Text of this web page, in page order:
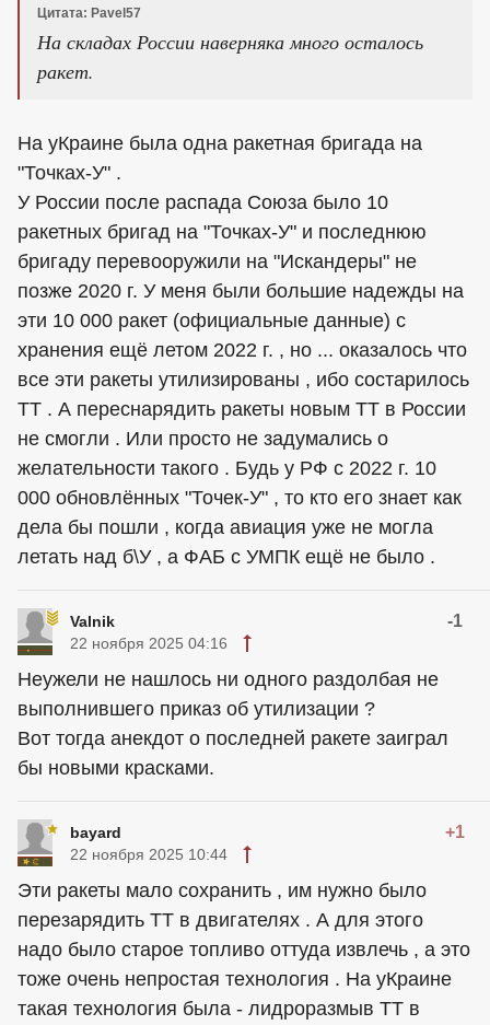
Цитата: Pavel57
На складах России наверняка много осталось
ракет.
На уКраине была одна ракетная бригада на
"Точках-У" .
У России после распада Союза было 10
ракетных бригад на "Точках-У" и последнюю
бригаду перевооружили на "Искандеры" не
позже 2020 г. У меня были большие надежды на
эти 10 000 ракет (официальные данные) с
хранения ещё летом 2022 г. , но ... оказалось что
все эти ракеты утилизированы , ибо состарилось
ТТ . А переснарядить ракеты новым ТТ в России
не смогли . Или просто не задумались о
желательности такого . Будь у РФ с 2022 г. 10
000 обновлённых "Точек-У" , то кто его знает как
дела бы пошли , когда авиация уже не могла
летать над б\У , а ФАБ с УМПК ещё не было .
Valnik -1
22 ноября 2025 04:16
Неужели не нашлось ни одного раздолбая не
выполнившего приказ об утилизации ?
Вот тогда анекдот о последней ракете заиграл
бы новыми красками.
bayard +1
22 ноября 2025 10:44
Эти ракеты мало сохранить , им нужно было
перезарядить ТТ в двигателях . А для этого
надо было старое топливо оттуда извлечь , а это
тоже очень непростая технология . На уКраине
такая технология была - лидроразмыв ТТ в